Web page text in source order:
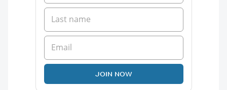
JOIN NOW